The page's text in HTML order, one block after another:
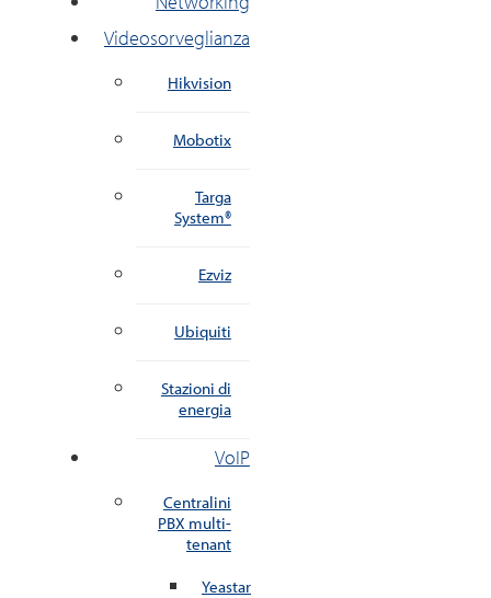
Videosorveglianza
Hikvision
Mobotix
Targa
System®
Ezviz
Ubiquiti
Stazioni di
energia
VoIP
Centralini
PBX multi-
tenant
Yeastar